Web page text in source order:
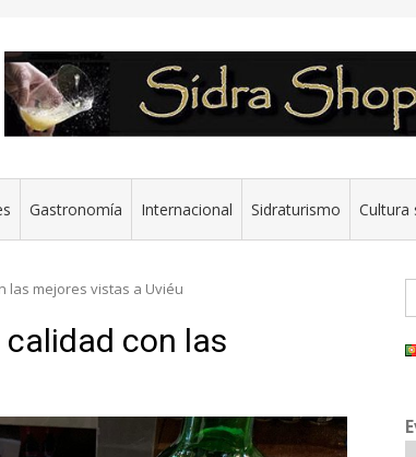
Gastronomía Internacional Sidraturismo Cultura
las mejores vistas a Uviéu
calidad con las